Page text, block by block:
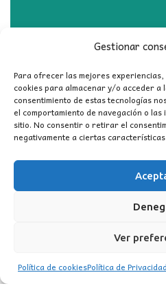
Gestionar
Para ofrecer las mejores
cookies para almacenar y/o acceder a
consentimiento de estas tecnologías
el comportamiento de navegación o
sitio. No consentir o retirar el
negativamente a ciertas
Ver
Política de cookiesPolítica de
SERVICIO DE
CONSULTAR